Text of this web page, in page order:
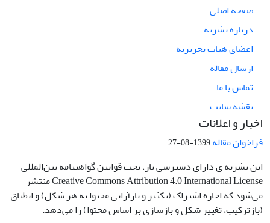
صفحه اصلی
درباره نشریه
اعضای هیات تحریریه
ارسال مقاله
تماس با ما
نقشه سایت
اخبار و اعلانات
فراخوان مقاله1399-08-27
این نشریه ی دارای دسترسی باز، تحت قوانین گواهینامه بین‌المللی
Creative Commons Attribution 4.0 International License منتشر
می‌شود که اجازه اشتراک (تکثیر و بازآرایی محتوا به هر شکل) و انطباق
(بازترکیب، تغییر شکل و بازسازی بر اساس محتوا) را می‌دهد.